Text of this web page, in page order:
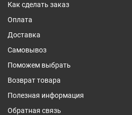
Как сделать заказ
Оплата
Доставка
Самовывоз
Поможем выбрать
Возврат товара
Полезная информация
Обратная связь